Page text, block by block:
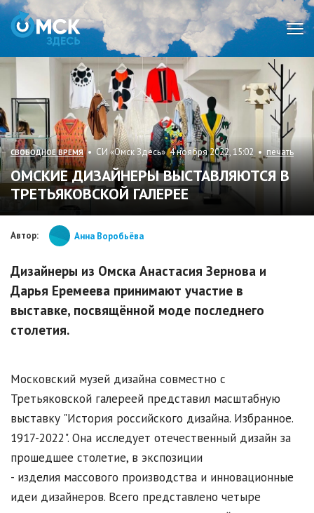
СВОБОДНОЕ ВРЕМЯ• СИ «Омск Здесь» 4 ноября 2022, 15:02 •печать
ОМСКИЕ ДИЗАЙНЕРЫ ВЫСТАВЛЯЮТСЯ В
ТРЕТЬЯКОВСКОЙ ГАЛЕРЕЕ
Автор: Анна Воробьёва
Дизайнеры из Омска Анастасия Зернова и
Дарья Еремеева принимают участие в
выставке, посвящённой моде последнего
столетия.
Московский музей дизайна совместно с
Третьяковской галереей представил масштабную
выставку "История российского дизайна. Избранное.
1917-2022". Она исследует отечественный дизайн за
прошедшее столетие, в экспозиции
- изделия массового производства и инновационные
идеи дизайнеров. Всего представлено четыре